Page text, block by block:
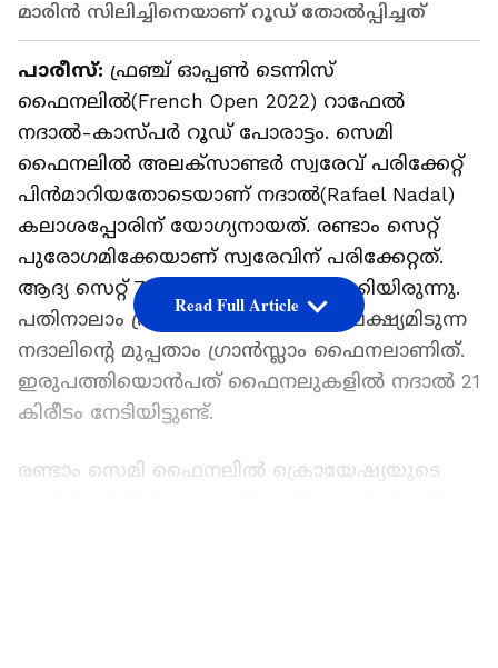
മാരിൻ സിലിച്ചിനെയാണ് റൂഡ് തോല്‍പ്പിച്ചത്
പാരീസ്: ഫ്രഞ്ച് ഓപ്പൺ ടെന്നിസ്
ഫൈനലിൽ(French Open 2022) റാഫേൽ
നദാൽ-കാസ്പര്‍ റൂഡ് പോരാട്ടം. സെമി
ഫൈനലിൽ അലക്സാണ്ടർ സ്വരേവ് പരിക്കേറ്റ്
പിൻമാറിയതോടെയാണ് നദാല്‍(Rafael Nadal)
കലാശപ്പോരിന് യോഗ്യനായത്. രണ്ടാം സെറ്റ്
പുരോഗമിക്കേയാണ് സ്വരേവിന് പരിക്കേറ്റത്.
ആദ്യ സെറ്റ് 7-6ന് നദാൽ സ്വന്തമാക്കിയിരുന്നു.
പതിനാലാം ഫ്രഞ്ച് ഓപ്പൺ കിരീടം ലക്ഷ്യമിടുന്ന
നദാലിന്റെ മുപ്പതാം ഗ്രാൻസ്ലാം ഫൈനലാണിത്.
ഇരുപത്തിയൊൻപത് ഫൈനലുകളിൽ നദാൽ 21
കിരീടം നേടിയിട്ടുണ്ട്.
രണ്ടാം സെമി ഫൈനലില്‍ ക്രൊയേഷ്യയുടെ
Read Full Article